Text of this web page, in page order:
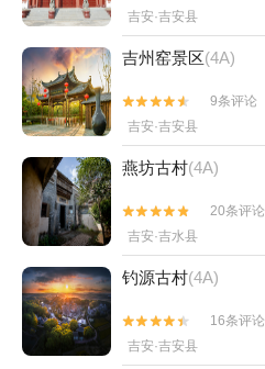
吉安·吉安县
吉州窑景区(4A)


9条评论
吉安·吉安县
燕坊古村(4A)


20条评论
吉安·吉水县
钓源古村(4A)


16条评论
吉安·吉安县